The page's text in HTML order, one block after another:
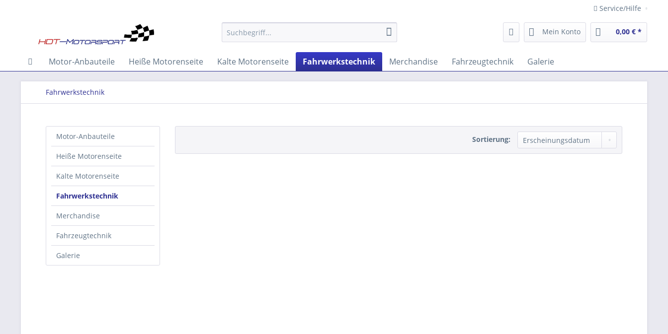
Service/Hilfe
Mein Konto 0,00 € *
Motor-Anbauteile Heiße Motorenseite Kalte Motorenseite Fahrwerkstechnik Merchandise Fahrzeugtechnik Galerie
Fahrwerkstechnik
Motor-Anbauteile
Heiße Motorenseite
Kalte Motorenseite
Fahrwerkstechnik
Merchandise
Fahrzeugtechnik
Galerie
Sortierung: